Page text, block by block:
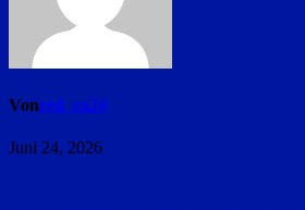
Vonred_ra24
Juni 24, 2026